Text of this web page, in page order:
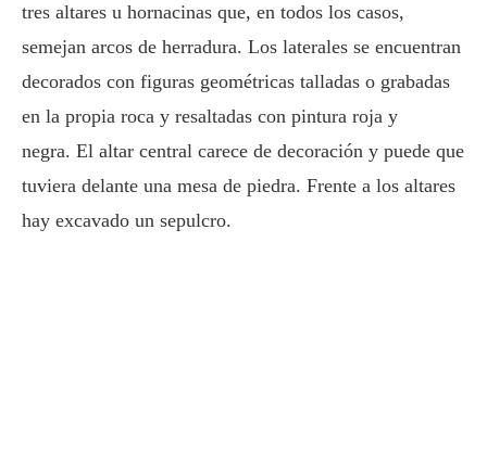
tres altares u hornacinas que, en todos los casos,
semejan arcos de herradura. Los laterales se encuentran
decorados con figuras geométricas talladas o grabadas
en la propia roca y resaltadas con pintura roja y
negra. El altar central carece de decoración y puede que
tuviera delante una mesa de piedra. Frente a los altares
hay excavado un sepulcro.